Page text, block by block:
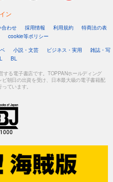
ン
合わせ 採用情報 利用規約
特商法の表
cookie等ポリシー
小説・文芸 ビジネス・実用
雑誌・写
BL
る電子書店です。TOPPANホールディング
朝日の出資を受け、日本最大級の電子書籍配
ています。